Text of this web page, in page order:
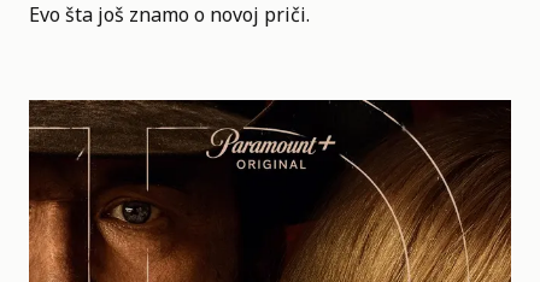
Evo šta još znamo o novoj priči.